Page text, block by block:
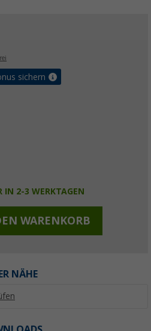
sichern
IN 2-3 WERKTAGEN
WARENKORB
NÄHE